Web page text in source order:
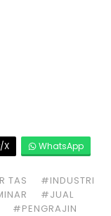
X WhatsApp
TAS
#INDUSTRI
#JUAL
#PENGRAJIN